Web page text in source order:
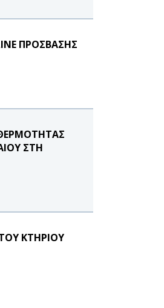
ΠΡΟΣΒΑΣΗΣ
ΣΤΗ
ΚΤΗΡΙΟΥ